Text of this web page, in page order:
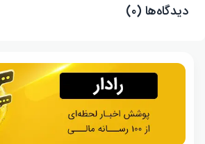
دیدگاه‌ها (۰)